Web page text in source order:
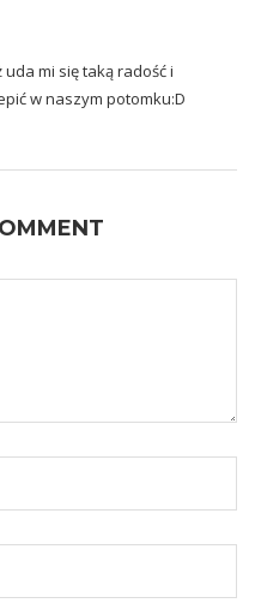
mi się taką radość i
w naszym potomku:D